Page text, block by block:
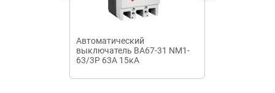
Автоматический
выключатель ВА67-31 NM1-
63/3P 63А 15кА